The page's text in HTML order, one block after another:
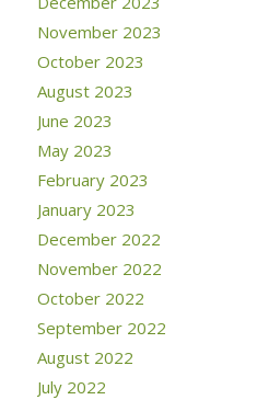
November 2023
October 2023
August 2023
June 2023
May 2023
February 2023
January 2023
December 2022
November 2022
October 2022
September 2022
August 2022
July 2022